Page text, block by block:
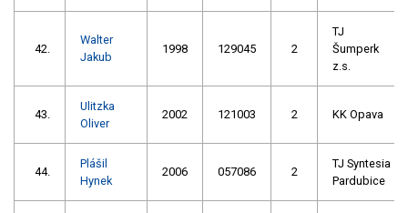
42.
Walter
Jakub
1998 129045 2
TJ
Šumperk
z.s.
43.
Ulitzka
Oliver
2002 121003 2 KK Opava
44.
Plášil
Hynek
2006 057086 2
TJ Syntesia
Pardubice